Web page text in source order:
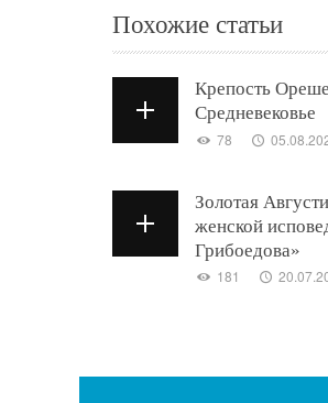
Похожие статьи
Крепость
Средневековье
78
Золотая
женской
Грибоедова»
181